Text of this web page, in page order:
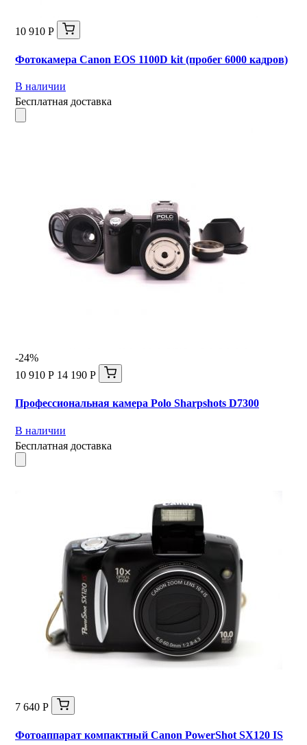
10 910 Р
Фотокамера Canon EOS 1100D kit (пробег 6000 кадров)
В наличии
Бесплатная доставка
-24%
10 910 Р 14 190 Р
Профессиональная камера Polo Sharpshots D7300
В наличии
Бесплатная доставка
7 640 Р
Фотоаппарат компактный Canon PowerShot SX120 IS